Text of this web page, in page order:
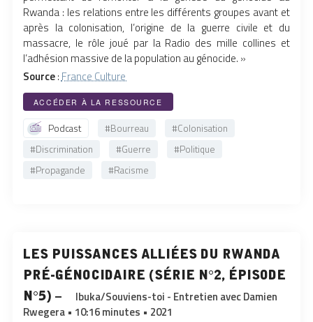
Rwanda : les relations entre les différents groupes avant et
après la colonisation, l’origine de la guerre civile et du
massacre, le rôle joué par la Radio des mille collines et
l’adhésion massive de la population au génocide. »
Source:France Culture
ACCÉDER À LA RESSOURCE
Podcast #Bourreau
#Colonisation
#Discrimination
#Guerre
#Politique
#Propagande
#Racisme
les puissances alliées du rwanda
pré-génocidaire (série n°2, épisode
n°5) –
Ibuka/Souviens-toi - Entretien avec Damien
Rwegera • 10:16 minutes • 2021